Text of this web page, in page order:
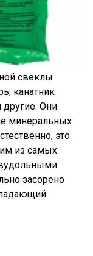
свеклы
канатник
Они
минеральных
это
из самых
засорено